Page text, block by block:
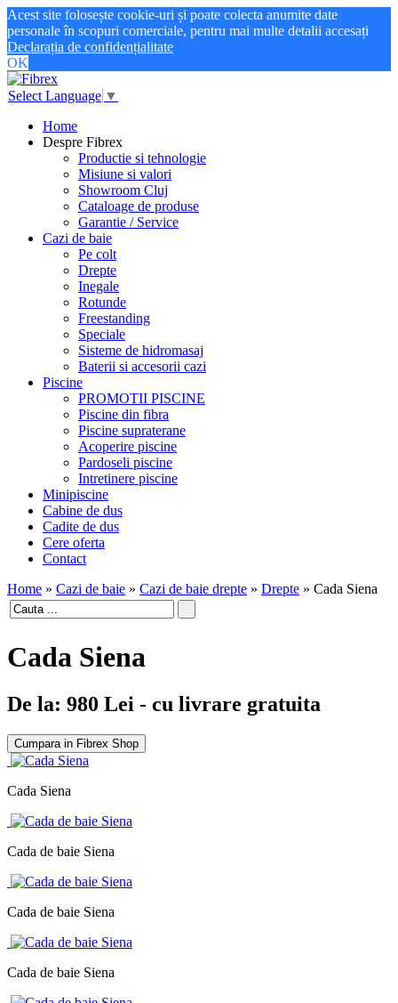
Acest site folosește cookie-uri și poate colecta anumite date
personale în scopuri comerciale, pentru mai multe detalii accesați
Declarația de confidențialitate
OK
Select Language ▼
Home
Despre Fibrex
Productie si tehnologie
Misiune si valori
Showroom Cluj
Cataloage de produse
Garantie / Service
Cazi de baie
Pe colt
Drepte
Inegale
Rotunde
Freestanding
Speciale
Sisteme de hidromasaj
Baterii si accesorii cazi
Piscine
PROMOTII PISCINE
Piscine din fibra
Piscine supraterane
Acoperire piscine
Pardoseli piscine
Intretinere piscine
Minipiscine
Cabine de dus
Cadite de dus
Cere oferta
Contact
Home » Cazi de baie » Cazi de baie drepte » Drepte » Cada Siena
Cada Siena
De la: 980 Lei - cu livrare gratuita
Cumpara in Fibrex Shop
Cada Siena
Cada de baie Siena
Cada de baie Siena
Cada de baie Siena